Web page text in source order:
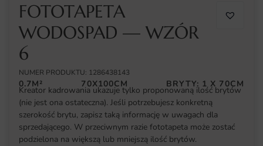
FOTOTAPETA
WODOSPAD — WZÓR
6
NUMER PRODUKTU: 1286438143
0.7M² 70X100CM BRYTY: 1 X 70CM
Kreator kadrowania ukazuje tylko proponowaną ilość brytów
(nie jest ona ostateczna). Jeśli potrzebujesz konkretną
szerokość brytu, zapisz taką informację w uwagach dla
sprzedającego. W przeciwnym razie fototapeta może zostać
podzielona na większą lub mniejszą ilość brytów.